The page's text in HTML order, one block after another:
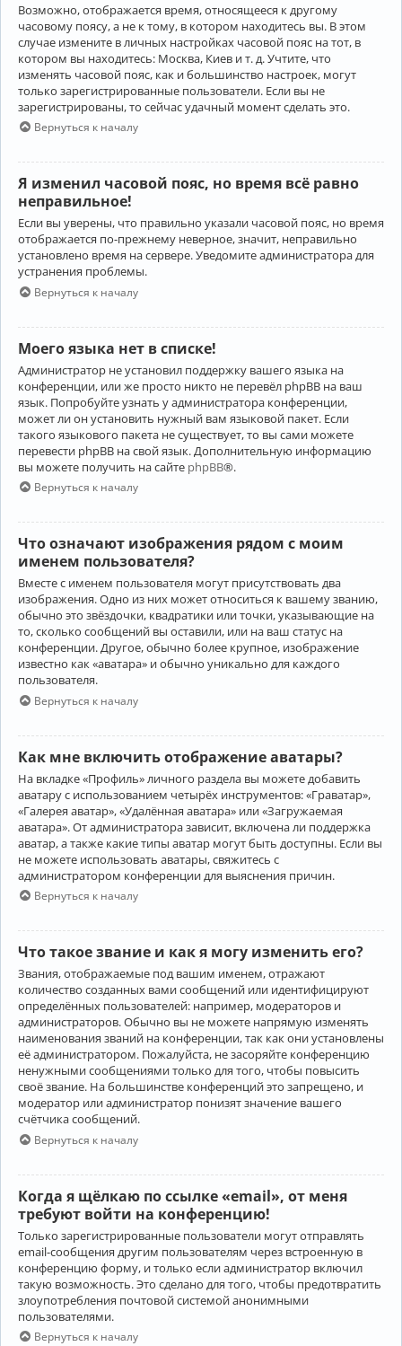
Возможно, отображается время, относящееся к другому
часовому поясу, а не к тому, в котором находитесь вы. В этом
случае измените в личных настройках часовой пояс на тот, в
котором вы находитесь: Москва, Киев и т. д. Учтите, что
изменять часовой пояс, как и большинство настроек, могут
только зарегистрированные пользователи. Если вы не
зарегистрированы, то сейчас удачный момент сделать это.
Вернуться к началу
Я изменил часовой пояс, но время всё равно
неправильное!
Если вы уверены, что правильно указали часовой пояс, но время
отображается по-прежнему неверное, значит, неправильно
установлено время на сервере. Уведомите администратора для
устранения проблемы.
Вернуться к началу
Моего языка нет в списке!
Администратор не установил поддержку вашего языка на
конференции, или же просто никто не перевёл phpBB на ваш
язык. Попробуйте узнать у администратора конференции,
может ли он установить нужный вам языковой пакет. Если
такого языкового пакета не существует, то вы сами можете
перевести phpBB на свой язык. Дополнительную информацию
вы можете получить на сайте phpBB®.
Вернуться к началу
Что означают изображения рядом с моим
именем пользователя?
Вместе с именем пользователя могут присутствовать два
изображения. Одно из них может относиться к вашему званию,
обычно это звёздочки, квадратики или точки, указывающие на
то, сколько сообщений вы оставили, или на ваш статус на
конференции. Другое, обычно более крупное, изображение
известно как «аватара» и обычно уникально для каждого
пользователя.
Вернуться к началу
Как мне включить отображение аватары?
На вкладке «Профиль» личного раздела вы можете добавить
аватару с использованием четырёх инструментов: «Граватар»,
«Галерея аватар», «Удалённая аватара» или «Загружаемая
аватара». От администратора зависит, включена ли поддержка
аватар, а также какие типы аватар могут быть доступны. Если вы
не можете использовать аватары, свяжитесь с
администратором конференции для выяснения причин.
Вернуться к началу
Что такое звание и как я могу изменить его?
Звания, отображаемые под вашим именем, отражают
количество созданных вами сообщений или идентифицируют
определённых пользователей: например, модераторов и
администраторов. Обычно вы не можете напрямую изменять
наименования званий на конференции, так как они установлены
её администратором. Пожалуйста, не засоряйте конференцию
ненужными сообщениями только для того, чтобы повысить
своё звание. На большинстве конференций это запрещено, и
модератор или администратор понизят значение вашего
счётчика сообщений.
Вернуться к началу
Когда я щёлкаю по ссылке «email», от меня
требуют войти на конференцию!
Только зарегистрированные пользователи могут отправлять
email-сообщения другим пользователям через встроенную в
конференцию форму, и только если администратор включил
такую возможность. Это сделано для того, чтобы предотвратить
злоупотребления почтовой системой анонимными
пользователями.
Вернуться к началу